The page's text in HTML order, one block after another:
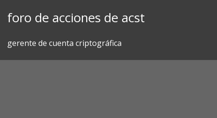
foro de acciones de acst
gerente de cuenta criptográfica